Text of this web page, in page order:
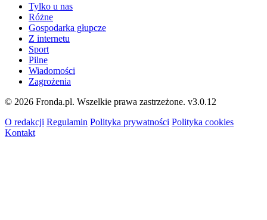
Tylko u nas
Różne
Gospodarka głupcze
Z internetu
Sport
Pilne
Wiadomości
Zagrożenia
© 2026 Fronda.pl. Wszelkie prawa zastrzeżone. v3.0.12
O redakcji Regulamin Polityka prywatności Polityka cookies
Kontakt